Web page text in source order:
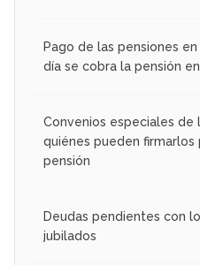
Pago de las pensiones
día se cobra la pensión en
Convenios especiales de
quiénes pueden firmarlos
pensión
Deudas pendientes con
jubilados